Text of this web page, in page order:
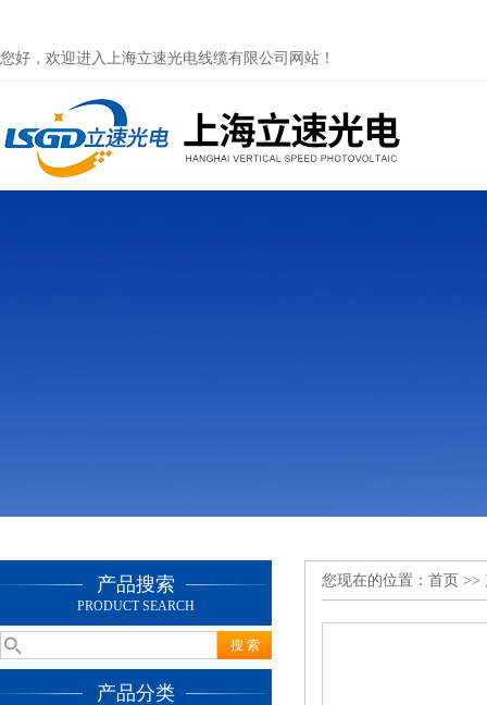
您好，欢迎进入上海立速光电线缆有限公司网站！
产品搜索
PRODUCT SEARCH
产品分类
您现在的位置： 首页 >>